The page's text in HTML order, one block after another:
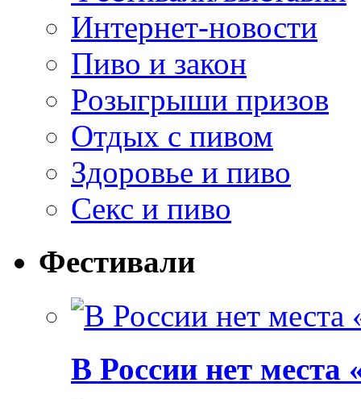
Интернет-новости
Пиво и закон
Розыгрыши призов
Отдых с пивом
Здоровье и пиво
Секс и пиво
Фестивали
В России нет места